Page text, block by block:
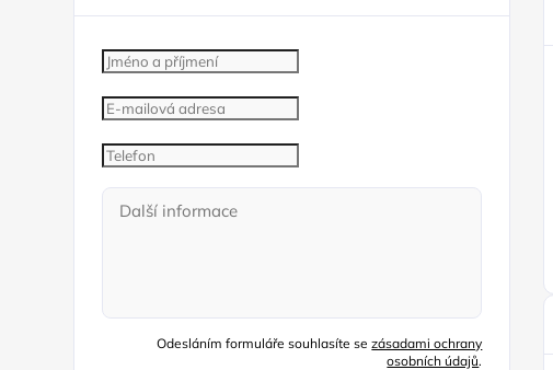
Odesláním formuláře souhlasíte sezásadami ochrany
osobních údajů.